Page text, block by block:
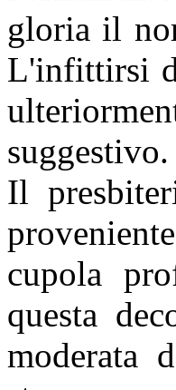
gloria il
L'infittirsi
suggestivo.
Il
cupola
questa
moderata